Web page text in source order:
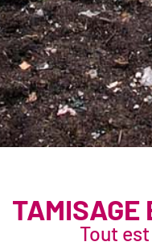
TAMISAGE
Tout